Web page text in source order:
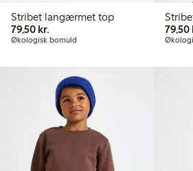
Stribet langærmet top
79,50 kr.
Økologisk bomuld
79,50